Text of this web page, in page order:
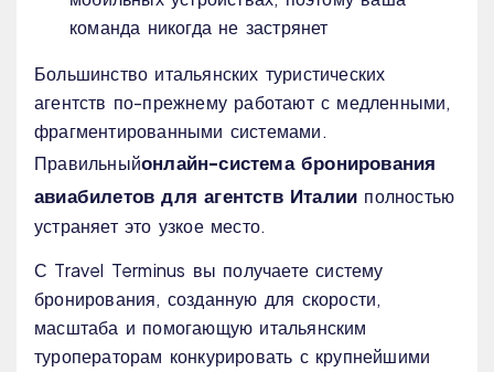
команда никогда не застрянет
Большинство итальянских туристических
агентств по-прежнему работают с медленными,
фрагментированными системами.
Правильныйонлайн-система бронирования
авиабилетов для агентств Италии полностью
устраняет это узкое место.
С Travel Terminus вы получаете систему
бронирования, созданную для скорости,
масштаба и помогающую итальянским
туроператорам конкурировать с крупнейшими